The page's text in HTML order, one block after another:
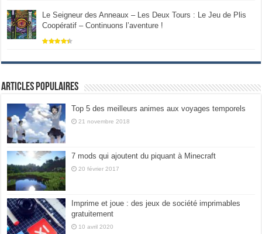
Le Seigneur des Anneaux – Les Deux Tours : Le Jeu de Plis
Coopératif – Continuons l’aventure !
Articles populaires
Top 5 des meilleurs animes aux voyages temporels
21 novembre 2018
7 mods qui ajoutent du piquant à Minecraft
20 février 2017
Imprime et joue : des jeux de société imprimables
gratuitement
10 avril 2020